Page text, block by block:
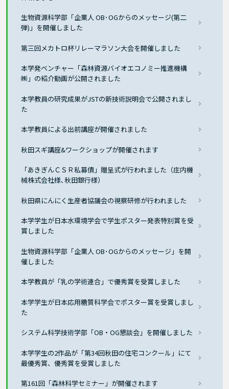
生物資源科学部「企業人 OB･OGからのメッセージ(第二
弾)」を開催しました
第三回メカトロ杯リレーマラソン大会を開催しました
本学発ベンチャー「森林資源バイオエコノミー推進機構
㈱」の紹介動画が公開されました
本学教員の研究成果がJSTの新技術説明会で公開されまし
た
本学教員による出前講座が開催されました
秋田スギ講座&ワークショップが開催されます
「あきぎんＣＳＲ私募債」贈呈式が行われました（庄内機
械株式会社様､秋田銀行様）
秋田県にんにく生産者協議会の視察研修が行われました
本学学生が日本水環境学会で学生ポスター発表特別賞を受
賞しました
生物資源科学部「企業人 OB･OGからのメッセージ」を開
催しました
本学教員が「乳の学術連合」で優秀賞を受賞しました
本学学生が日本応用糖質科学会でポスター賞を受賞しまし
た
システム科学技術学部「OB・OG懇談会」を開催しました
本学学生の2作品が「第34回秋田の住宅コンクール」にて
最優秀賞、優秀賞を受賞しました
第161回「森林科学セミナー」が開催されます